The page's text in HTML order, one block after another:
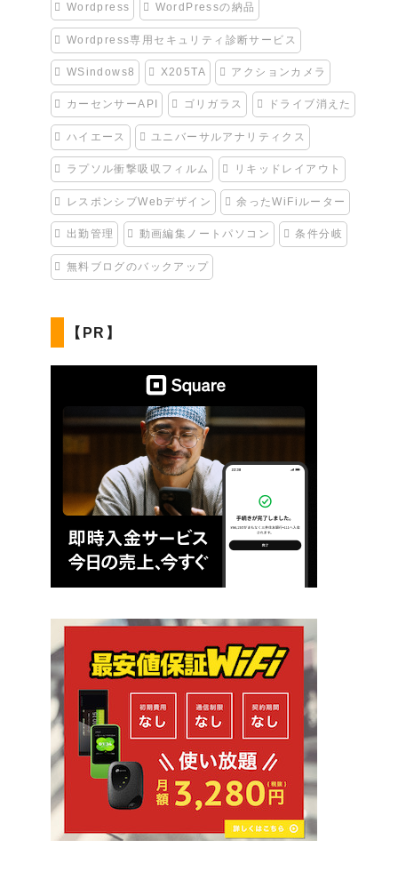
Wordpress WordPressの納品
Wordpress専用セキュリティ診断サービス
WSindows8 X205TA アクションカメラ
カーセンサーAPI ゴリガラス ドライブ消えた
ハイエース ユニバーサルアナリティクス
ラプソル衝撃吸収フィルム リキッドレイアウト
レスポンシブWebデザイン 余ったWiFiルーター
出勤管理 動画編集ノートパソコン 条件分岐
無料ブログのバックアップ
【PR】